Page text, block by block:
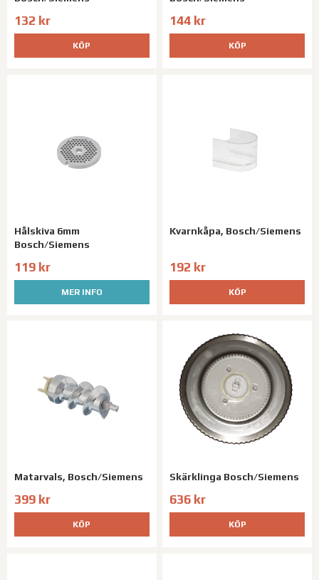
132 kr
KÖP
144 kr
KÖP
Hålskiva 6mm
Bosch/Siemens
119 kr
MER INFO
Kvarnkåpa, Bosch/Siemens
192 kr
KÖP
Matarvals, Bosch/Siemens
399 kr
KÖP
Skärklinga Bosch/Siemens
636 kr
KÖP